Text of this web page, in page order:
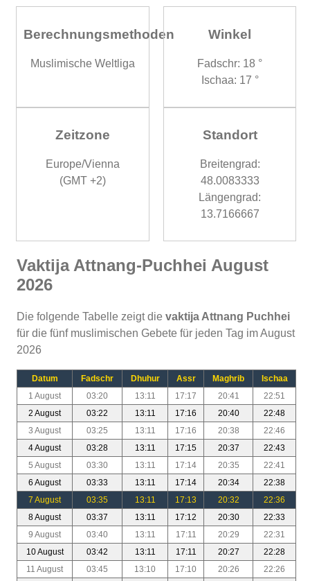
Berechnungsmethoden
Muslimische Weltliga
Winkel
Fadschr: 18 °
Ischaa: 17 °
Zeitzone
Europe/Vienna
(GMT +2)
Standort
Breitengrad:
48.0083333
Längengrad:
13.7166667
Vaktija Attnang-Puchhei August
2026
Die folgende Tabelle zeigt die vaktija Attnang Puchhei
für die fünf muslimischen Gebete für jeden Tag im August
2026
Datum Fadschr Dhuhur Assr Maghrib
Ischaa
1 August
03:20 13:11 17:17 20:41
22:51
2 August
03:22 13:11 17:16 20:40
22:48
3 August
03:25 13:11 17:16 20:38
22:46
4 August
03:28 13:11 17:15 20:37
22:43
5 August
03:30 13:11 17:14 20:35
22:41
6 August
03:33 13:11 17:14 20:34
22:38
7 August
03:35 13:11 17:13 20:32
22:36
8 August
03:37 13:11 17:12 20:30
22:33
9 August
03:40 13:11 17:11 20:29
22:31
10 August
03:42 13:11 17:11 20:27
22:28
11 August
03:45 13:10 17:10 20:26
22:26